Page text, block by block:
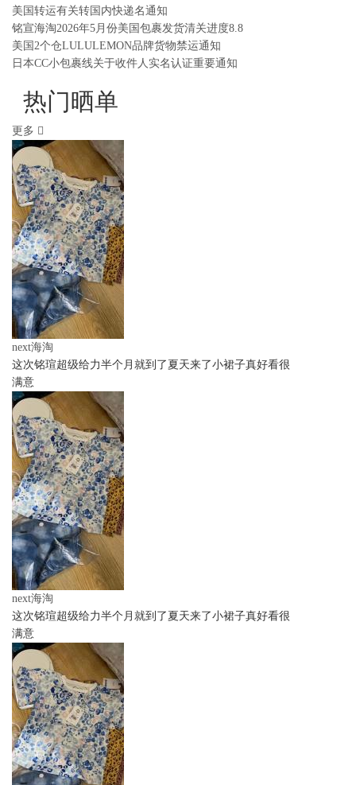
美国转运有关转国内快递名通知
铭宣海淘2026年5月份美国包裹发货清关进度8.8
美国2个仓LULULEMON品牌货物禁运通知
日本CC小包裹线关于收件人实名认证重要通知
热门晒单
更多
next海淘
这次铭瑄超级给力半个月就到了夏天来了小裙子真好看很
满意
next海淘
这次铭瑄超级给力半个月就到了夏天来了小裙子真好看很
满意